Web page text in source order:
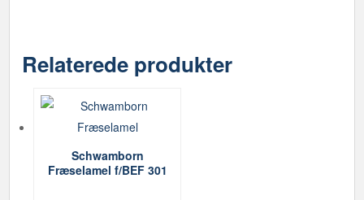
Relaterede produkter
Schwamborn
Fræselamel f/BEF 301